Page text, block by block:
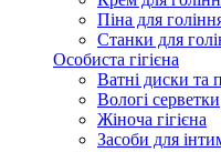
Піна для
Станки для
Особиста гігієна
Ватні диски та
Вологі серветки
Жіноча гігієна
Засоби для